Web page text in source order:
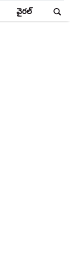
వైరల్